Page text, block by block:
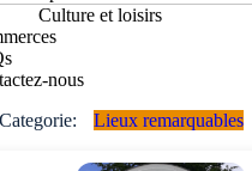
Culture et loisirs
nous
Lieux remarquables